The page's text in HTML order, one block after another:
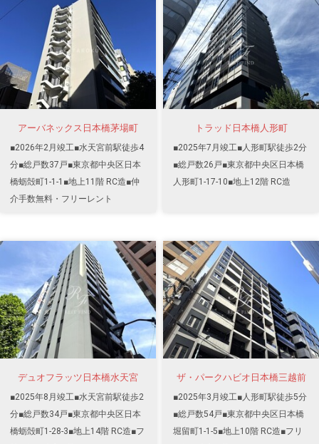
アーバネックス日本橋茅場町
■2026年2月竣工■水天宮前駅徒歩4
分■総戸数37戸■東京都中央区日本
橋蛎殻町1-1-1■地上11階 RC造■仲
介手数無料・フリーレント
トラッド日本橋人形町
■2025年7月竣工■人形町駅徒歩2分
■総戸数26戸■東京都中央区日本橋
人形町1-17-10■地上12階 RC造
デュオフラッツ日本橋水天宮
■2025年8月竣工■水天宮前駅徒歩2
分■総戸数34戸■東京都中央区日本
橋蛎殻町1-28-3■地上14階 RC造■フ
ザ・パークハビオ日本橋三越前
■2025年3月竣工■人形町駅徒歩5分
■総戸数54戸■東京都中央区日本橋
堀留町1-1-5■地上10階 RC造■フリ